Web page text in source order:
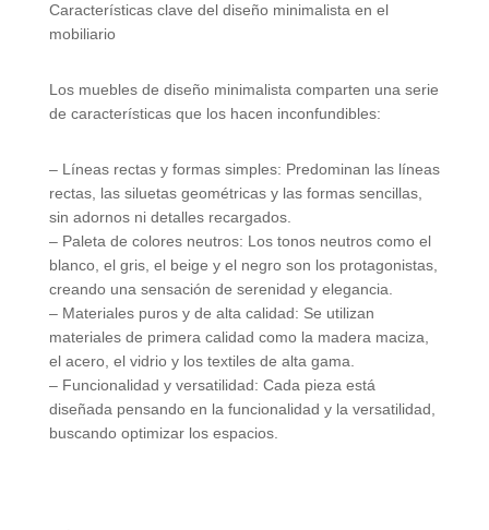
Características clave del diseño minimalista en el
mobiliario
Los muebles de diseño minimalista comparten una serie
de características que los hacen inconfundibles:
– Líneas rectas y formas simples: Predominan las líneas
rectas, las siluetas geométricas y las formas sencillas,
sin adornos ni detalles recargados.
– Paleta de colores neutros: Los tonos neutros como el
blanco, el gris, el beige y el negro son los protagonistas,
creando una sensación de serenidad y elegancia.
– Materiales puros y de alta calidad: Se utilizan
materiales de primera calidad como la madera maciza,
el acero, el vidrio y los textiles de alta gama.
– Funcionalidad y versatilidad: Cada pieza está
diseñada pensando en la funcionalidad y la versatilidad,
buscando optimizar los espacios.